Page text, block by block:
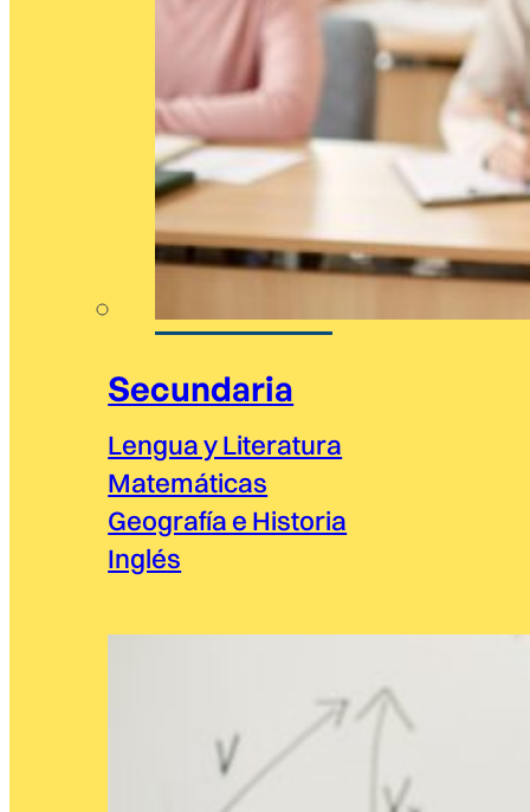
Secundaria
Lengua y Literatura
Matemáticas
Geografía e Historia
Inglés